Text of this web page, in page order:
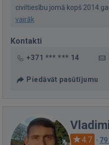
civiltiesību jomā kopš
vairāk
Kontakti
+371 *** *** 14
Piedāvāt pasūtījumu
4.7 ·